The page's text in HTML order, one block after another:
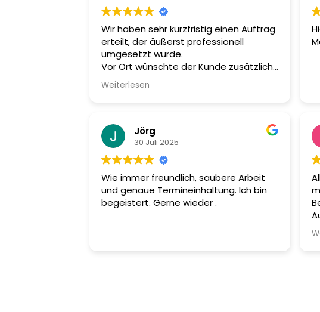
Wir haben sehr kurzfristig einen Auftrag
erteilt, der äußerst professionell
umgesetzt wurde.
Vor Ort wünschte der Kunde zusätzlich
noch eine Kernbohrung für eine Wallbox
– der Monteur hat das sofort und völlig
den Betrieb uneingeschränkt
weiterempfehlen!
Weiterlesen
Jörg
30 Juli 2025
Wie immer freundlich, saubere Arbeit
und genaue Termineinhaltung. Ich bin
begeistert. Gerne wieder .